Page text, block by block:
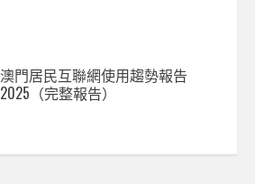
澳門居民互聯網使用趨勢報告
2025（完整報告）